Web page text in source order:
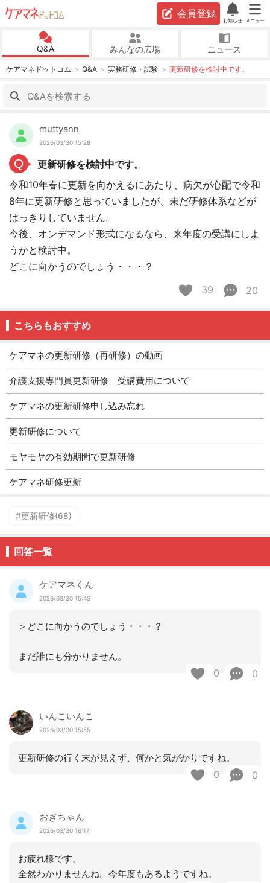
会員登録
お知らせ メニュー
Q&A みんなの広場 ニュース
ケアマネドットコム Q&A 実務研修・試験 更新研修を検討中です。
muttyann
2026/03/30 15:28
Q
更新研修を検討中です。
令和10年春に更新を向かえるにあたり、病欠が心配で令和
8年に更新研修と思っていましたが、未だ研修体系などが
はっきりしていません。
今後、オンデマンド形式になるなら、来年度の受講にしよ
うかと検討中。
どこに向かうのでしょう・・・？
39
20
こちらもおすすめ
ケアマネの更新研修（再研修）の動画
介護支援専門員更新研修 受講費用について
ケアマネの更新研修申し込み忘れ
更新研修について
モヤモヤの有効期間で更新研修
ケアマネ研修更新
#更新研修(68)
回答一覧
ケアマネくん
2026/03/30 15:45
＞どこに向かうのでしょう・・・？
まだ誰にも分かりません。
0 0
いんこいんこ
2026/03/30 15:55
更新研修の行く末が見えず、何かと気がかりですね。
0 0
おぎちゃん
2026/03/30 16:17
お疲れ様です。
全然わかりませんね。今年度もあるようですね。